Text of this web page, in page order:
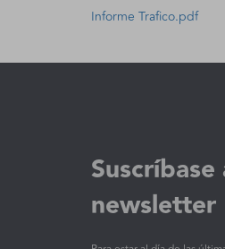
Informe Trafico.pdf
newsletter